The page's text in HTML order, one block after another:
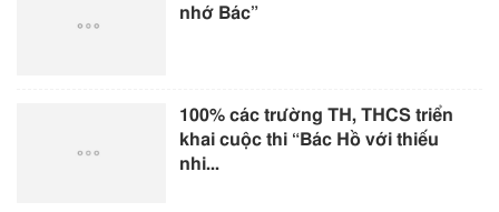
nhớ Bác”
100% các trường TH, THCS triển
khai cuộc thi “Bác Hồ với thiếu
nhi...